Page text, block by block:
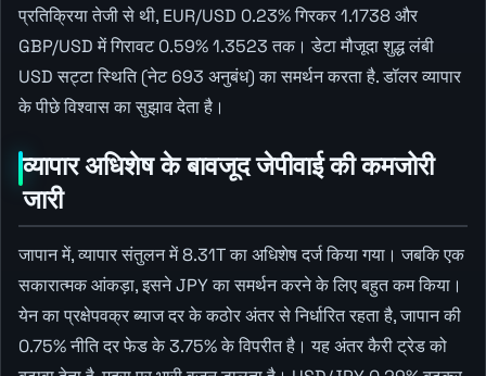
प्रतिक्रिया तेजी से थी, EUR/USD 0.23% गिरकर 1.1738 और
GBP/USD में गिरावट 0.59% 1.3523 तक। डेटा मौजूदा शुद्ध लंबी
USD सट्टा स्थिति (नेट 693 अनुबंध) का समर्थन करता है. डॉलर व्यापार
के पीछे विश्वास का सुझाव देता है।
व्यापार अधिशेष के बावजूद जेपीवाई की कमजोरी
जारी
जापान में, व्यापार संतुलन में 8.31T का अधिशेष दर्ज किया गया। जबकि एक
सकारात्मक आंकड़ा, इसने JPY का समर्थन करने के लिए बहुत कम किया।
येन का प्रक्षेपवक्र ब्याज दर के कठोर अंतर से निर्धारित रहता है, जापान की
0.75% नीति दर फेड के 3.75% के विपरीत है। यह अंतर कैरी ट्रेड को